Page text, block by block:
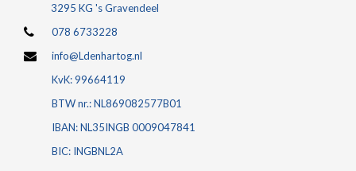
3295 KG 's Gravendeel
078 6733228
info@Ldenhartog.nl
KvK: 99664119
BTW nr.: NL869082577B01
IBAN: NL35INGB 0009047841
BIC: INGBNL2A